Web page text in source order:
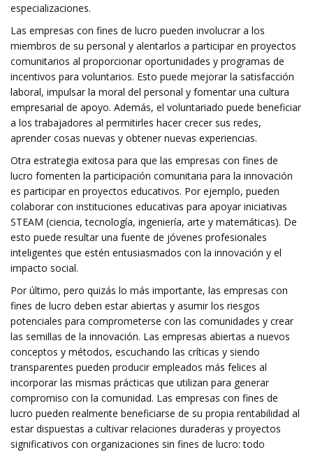
especializaciones.
Las empresas con fines de lucro pueden involucrar a los
miembros de su personal y alentarlos a participar en proyectos
comunitarios al proporcionar oportunidades y programas de
incentivos para voluntarios. Esto puede mejorar la satisfacción
laboral, impulsar la moral del personal y fomentar una cultura
empresarial de apoyo. Además, el voluntariado puede beneficiar
a los trabajadores al permitirles hacer crecer sus redes,
aprender cosas nuevas y obtener nuevas experiencias.
Otra estrategia exitosa para que las empresas con fines de
lucro fomenten la participación comunitaria para la innovación
es participar en proyectos educativos. Por ejemplo, pueden
colaborar con instituciones educativas para apoyar iniciativas
STEAM (ciencia, tecnología, ingeniería, arte y matemáticas). De
esto puede resultar una fuente de jóvenes profesionales
inteligentes que estén entusiasmados con la innovación y el
impacto social.
Por último, pero quizás lo más importante, las empresas con
fines de lucro deben estar abiertas y asumir los riesgos
potenciales para comprometerse con las comunidades y crear
las semillas de la innovación. Las empresas abiertas a nuevos
conceptos y métodos, escuchando las críticas y siendo
transparentes pueden producir empleados más felices al
incorporar las mismas prácticas que utilizan para generar
compromiso con la comunidad. Las empresas con fines de
lucro pueden realmente beneficiarse de su propia rentabilidad al
estar dispuestas a cultivar relaciones duraderas y proyectos
significativos con organizaciones sin fines de lucro: todo